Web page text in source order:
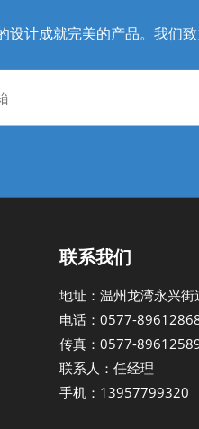
设计成就完美的产品。我们
联系我们
地址：温州龙湾永兴
电话：0577-
传真：0577-
联系人：任经理
手机：13957799320